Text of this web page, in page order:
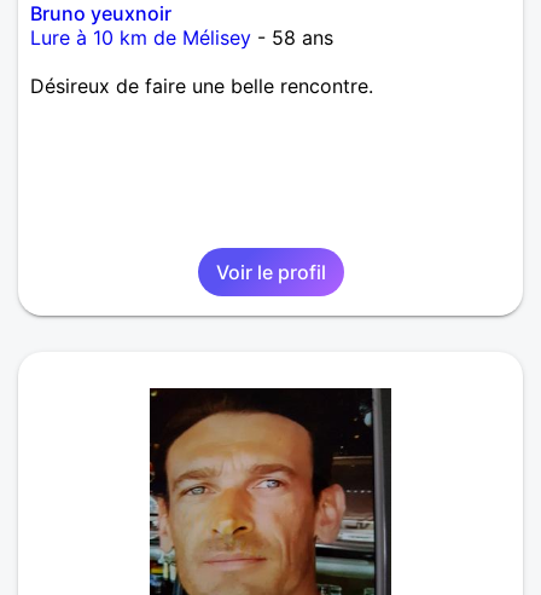
Bruno yeuxnoir
Lure à 10 km de Mélisey - 58 ans
Désireux de faire une belle rencontre.
Voir le profil